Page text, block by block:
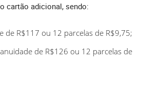
cartão adicional, sendo:
de R$117 ou 12 parcelas de R$9,75;
anuidade de R$126 ou 12 parcelas de